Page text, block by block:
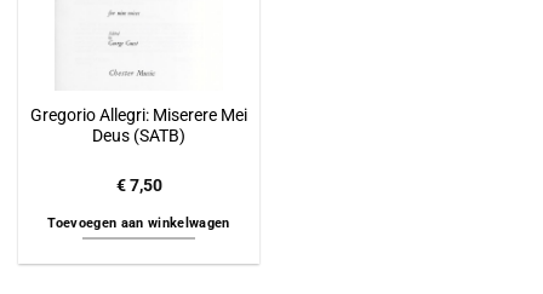
Gregorio Allegri: Miserere Mei
Deus (SATB)
€7,50
Toevoegen aan winkelwagen